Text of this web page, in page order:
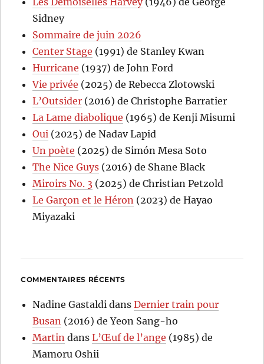
Sidney
Sommaire de juin 2026
Center Stage (1991) de Stanley Kwan
Hurricane (1937) de John Ford
Vie privée (2025) de Rebecca Zlotowski
L’Outsider (2016) de Christophe Barratier
La Lame diabolique (1965) de Kenji Misumi
Oui (2025) de Nadav Lapid
Un poète (2025) de Simón Mesa Soto
The Nice Guys (2016) de Shane Black
Miroirs No. 3 (2025) de Christian Petzold
Le Garçon et le Héron (2023) de Hayao
Miyazaki
COMMENTAIRES RÉCENTS
Nadine Gastaldi dansDernier train pour
Busan (2016) de Yeon Sang-ho
Martin dansL’Œuf de l’ange (1985) de
Mamoru Oshii